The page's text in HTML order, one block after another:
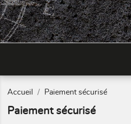
Accueil Paiement sécurisé
Paiement sécurisé